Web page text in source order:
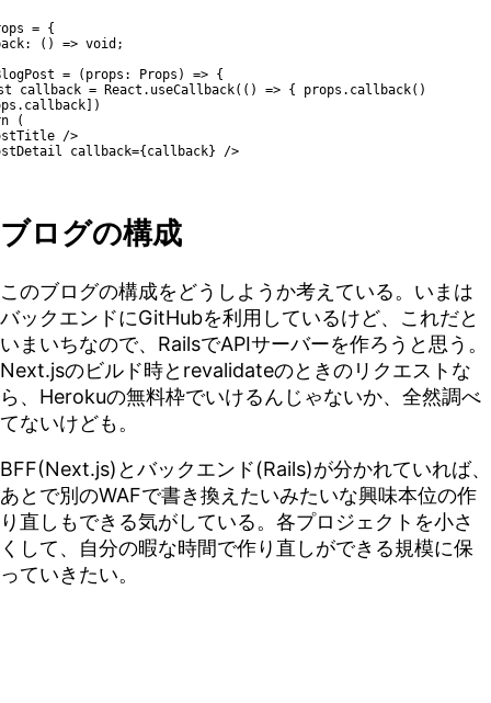
= {
= (props: Props) => {
= React.useCallback(() => { props.callback()
ブログの構成
このブログの構成をどうしようか考えている。いまは
バックエンドにGitHubを利用しているけど、これだと
いまいちなので、RailsでAPIサーバーを作ろうと思う。
Next.jsのビルド時とrevalidateのときのリクエストな
ら、Herokuの無料枠でいけるんじゃないか、全然調べ
てないけども。
BFF(Next.js)とバックエンド(Rails)が分かれていれば、
あとで別のWAFで書き換えたいみたいな興味本位の作
り直しもできる気がしている。各プロジェクトを小さ
くして、自分の暇な時間で作り直しができる規模に保
っていきたい。